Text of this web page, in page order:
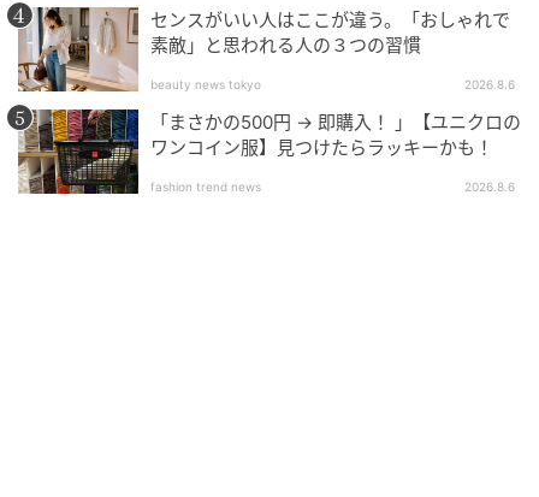
シアー×バレエにキュンとしている春です♡
—— メガネも流行ってますよね。うちの編集部も全員
かけてるくらい。
私も今まで似合わないと決めつけて距離を置いていた
のですが、今こそチャンスかなって。黒縁とかだと顔
センスがいい人はここが違う。「おしゃれで
素敵」と思われる人の３つの習慣
beauty news tokyo 2026.8.6
「まさかの500円 → 即購入！ 」【ユニクロの
ワンコイン服】見つけたらラッキーかも！
fashion trend news 2026.8.6